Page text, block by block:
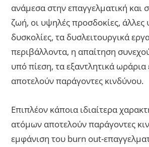
ανάμεσα στην επαγγελματική και
ζωή, οι υψηλές προσδοκίες, άλλες
δυσκολίες, τα δυσλειτουργικά
περιβάλλοντα, η απαίτηση
υπό πίεση, τα εξαντλητικά ωράρια
αποτελούν παράγοντες κινδύνου.
Επιπλέον κάποια ιδιαίτερα
ατόμων αποτελούν παράγοντες
εμφάνιση του burn out-